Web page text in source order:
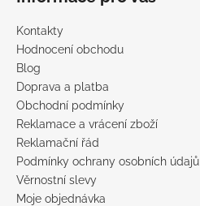
Kontakty
Hodnocení obchodu
Blog
Doprava a platba
Obchodní podmínky
Reklamace a vrácení zboží
Reklamační řád
Podmínky ochrany osobních údajů
Věrnostní slevy
Moje objednávka